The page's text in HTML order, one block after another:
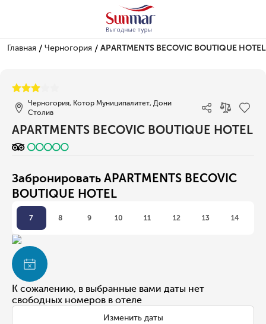
Главная / Черногория / APARTMENTS BECOVIC BOUTIQUE HOTEL
Черногория, Котор Муниципалитет, Дони
Столив
APARTMENTS BECOVIC BOUTIQUE HOTEL
Забронировать APARTMENTS BECOVIC
BOUTIQUE HOTEL
7 8 9 10 11 12 13 14
К сожалению, в выбранные вами даты нет
свободных номеров в отеле
Изменить даты